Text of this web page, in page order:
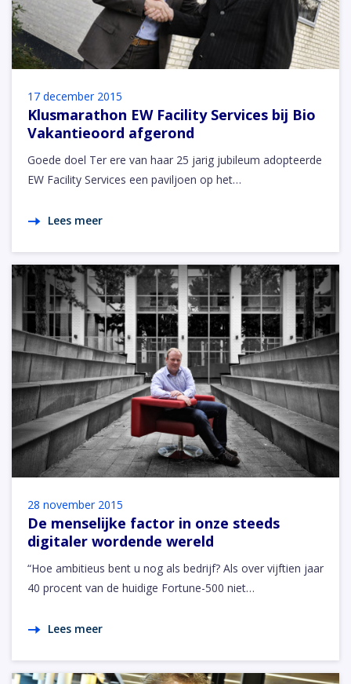
17 december 2015
Klusmarathon EW Facility Services bij Bio
Vakantieoord afgerond
Goede doel Ter ere van haar 25 jarig jubileum adopteerde
EW Facility Services een paviljoen op het…
Lees meer
28 november 2015
De menselijke factor in onze steeds
digitaler wordende wereld
“Hoe ambitieus bent u nog als bedrijf? Als over vijftien jaar
40 procent van de huidige Fortune-500 niet…
Lees meer